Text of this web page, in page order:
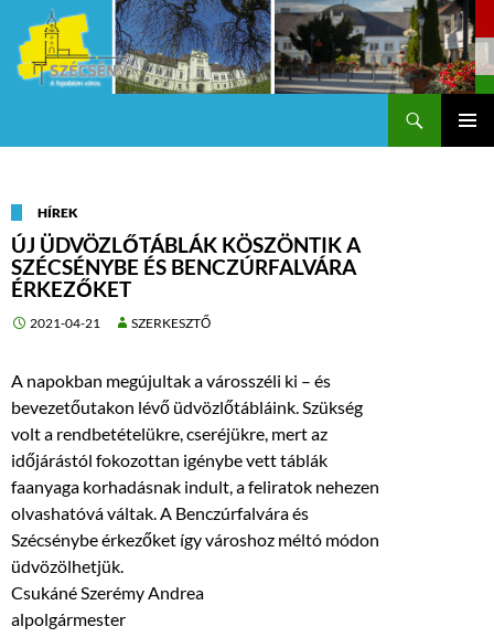
HÍREK
ÚJ ÜDVÖZLŐTÁBLÁK KÖSZÖNTIK A
SZÉCSÉNYBE ÉS BENCZÚRFALVÁRA
ÉRKEZŐKET
2021-04-21 SZERKESZTŐ
A napokban megújultak a városszéli ki – és
bevezetőutakon lévő üdvözlőtábláink. Szükség
volt a rendbetételükre, cseréjükre, mert az
időjárástól fokozottan igénybe vett táblák
faanyaga korhadásnak indult, a feliratok nehezen
olvashatóvá váltak. A Benczúrfalvára és
Szécsénybe érkezőket így városhoz méltó módon
üdvözölhetjük.
Csukáné Szerémy Andrea
alpolgármester